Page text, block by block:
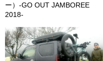
ー）-GO OUT JAMBOREE
2018-